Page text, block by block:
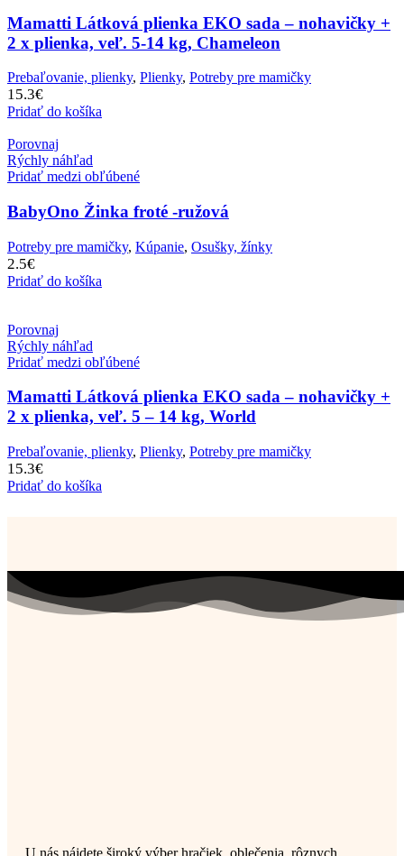
Mamatti Látková plienka EKO sada – nohavičky +
2 x plienka, veľ. 5-14 kg, Chameleon
Prebaľovanie, plienky, Plienky, Potreby pre mamičky
15.3€
Pridať do košíka
Porovnaj
Rýchly náhľad
Pridať medzi obľúbené
BabyOno Žinka froté -ružová
Potreby pre mamičky, Kúpanie, Osušky, žínky
2.5€
Pridať do košíka
Porovnaj
Rýchly náhľad
Pridať medzi obľúbené
Mamatti Látková plienka EKO sada – nohavičky +
2 x plienka, veľ. 5 – 14 kg, World
Prebaľovanie, plienky, Plienky, Potreby pre mamičky
15.3€
Pridať do košíka